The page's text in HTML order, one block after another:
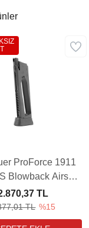
ProForce 1911
Blowback Airsoft
Tabanca Yedek
Şarjörü
TL %15
TL